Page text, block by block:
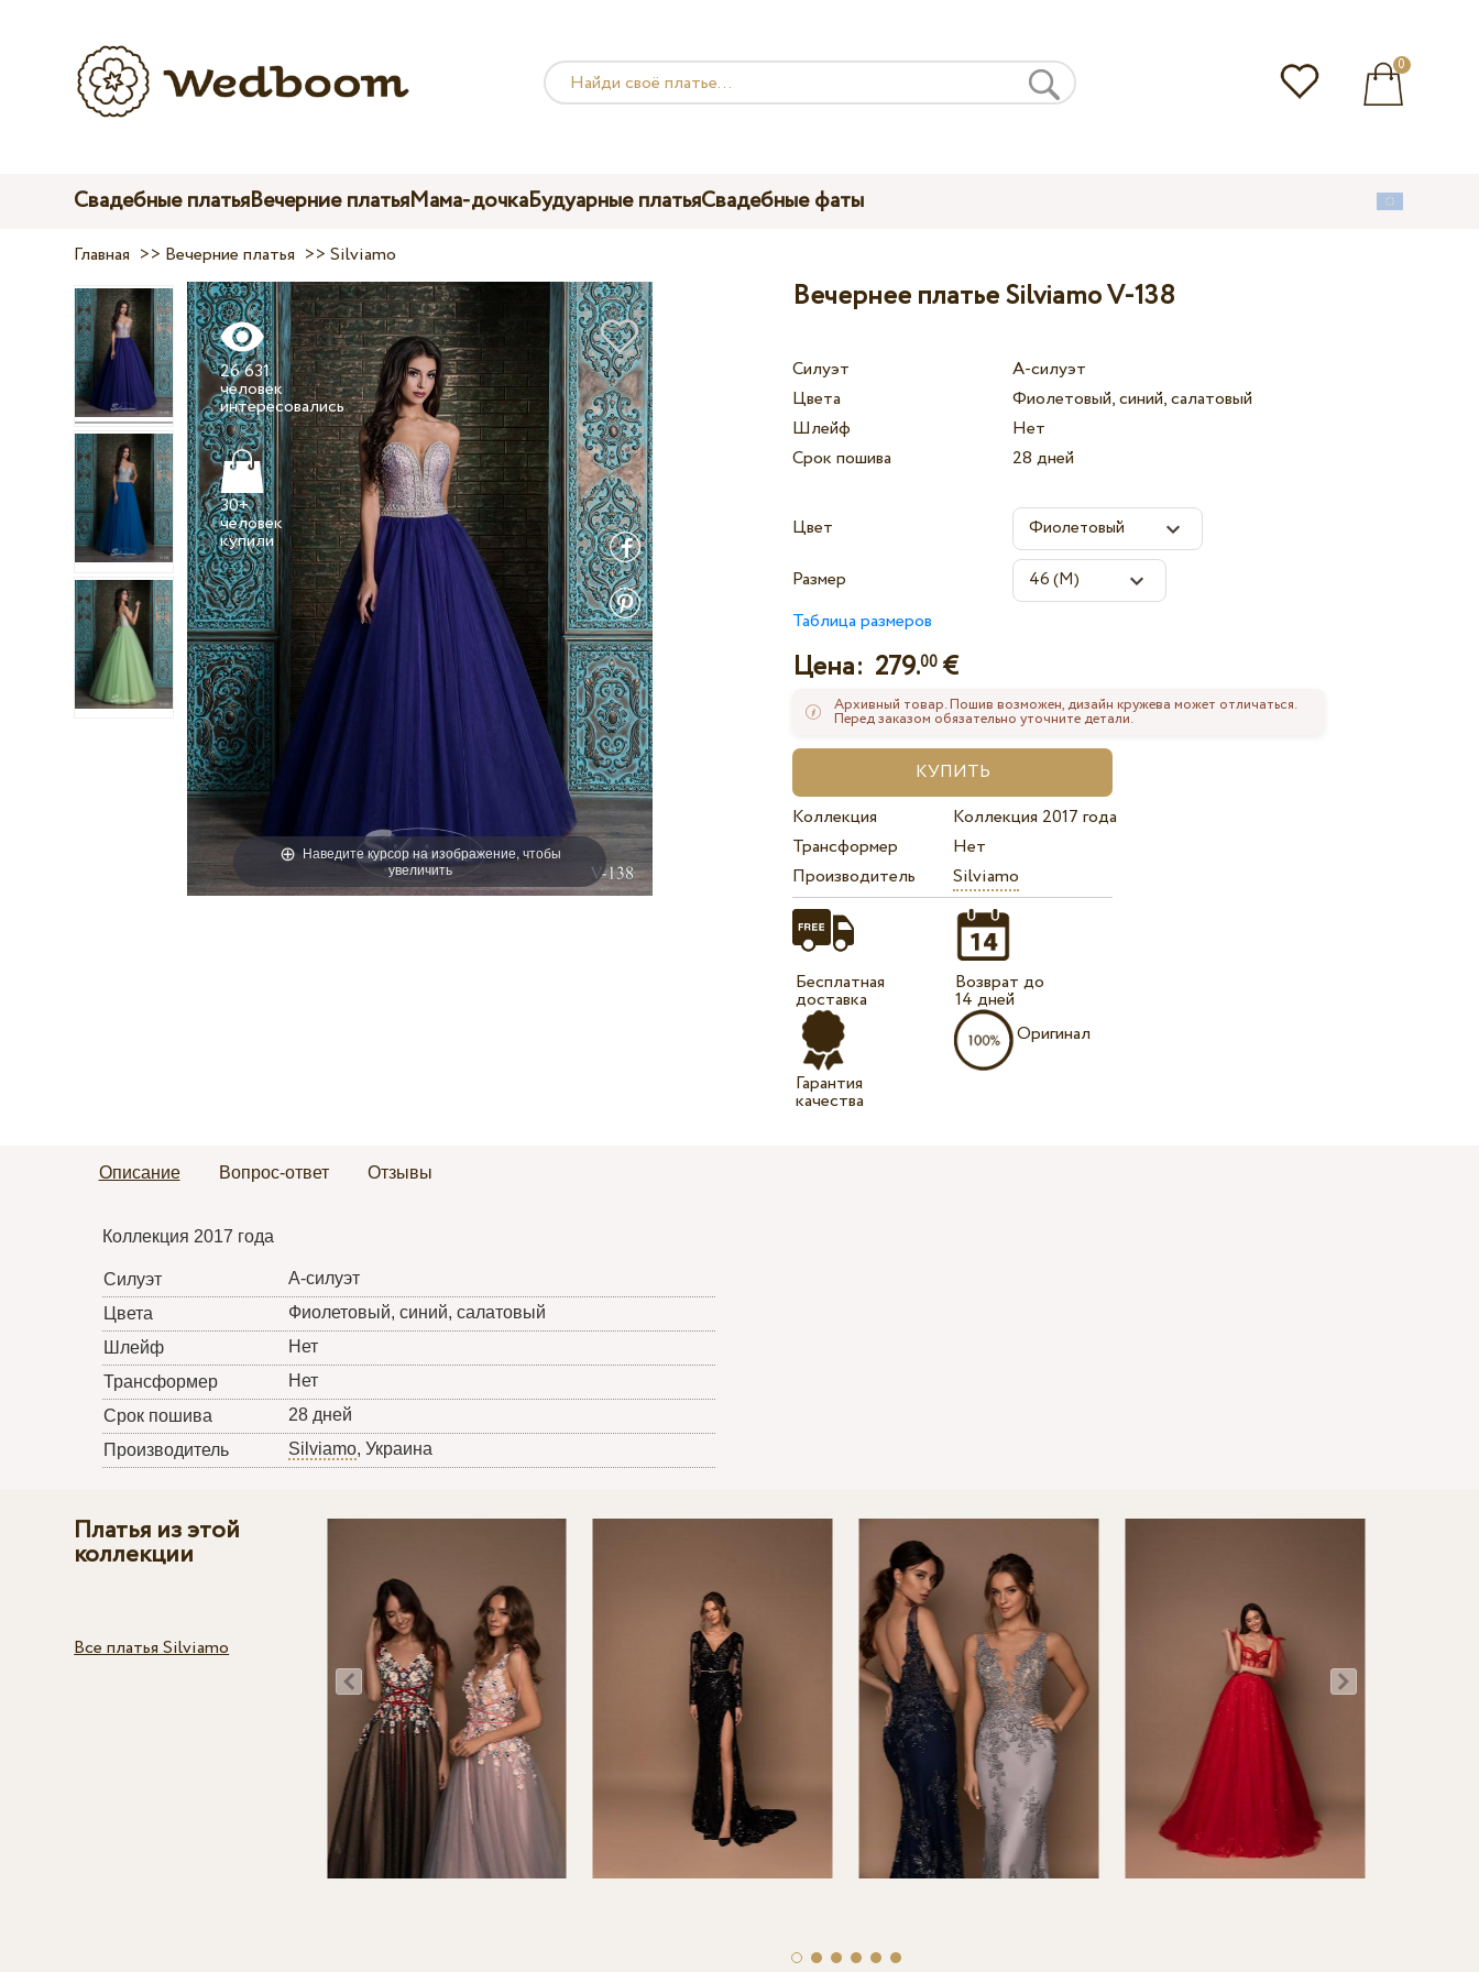
0
Свадебные платьяВечерние платьяМама-дочкаБудуарные платьяСвадебные фаты
Главная >> Вечерние платья >>Silviamo
Наведите курсор на изображение, чтобы
увеличить
26 631
человек
30+
человек
Вечернее платье Silviamo V-138
Силуэт
А-силуэт
Цвета
Фиолетовый, синий, салатовый
Шлейф
Нет
Срок пошива
28 дней
Цвет
Размер
Таблица размеров
Цена: 279.00 €
Архивный товар. Пошив возможен, дизайн кружева может отличаться.
Перед заказом обязательно уточните детали.
Коллекция
Коллекция 2017 года
Трансформер
Нет
Производитель
Silviamo
Бесплатная
доставка
Гарантия
качества
Возврат до
14 дней
Оригинал
Описание Вопрос-ответ Отзывы
Коллекция 2017 года
Силуэт
А-силуэт
Цвета
Фиолетовый, синий, салатовый
Шлейф
Нет
Трансформер
Нет
Срок пошива
28 дней
Производитель
Silviamo, Украина
Платья из этой
коллекции
Все платья Silviamo